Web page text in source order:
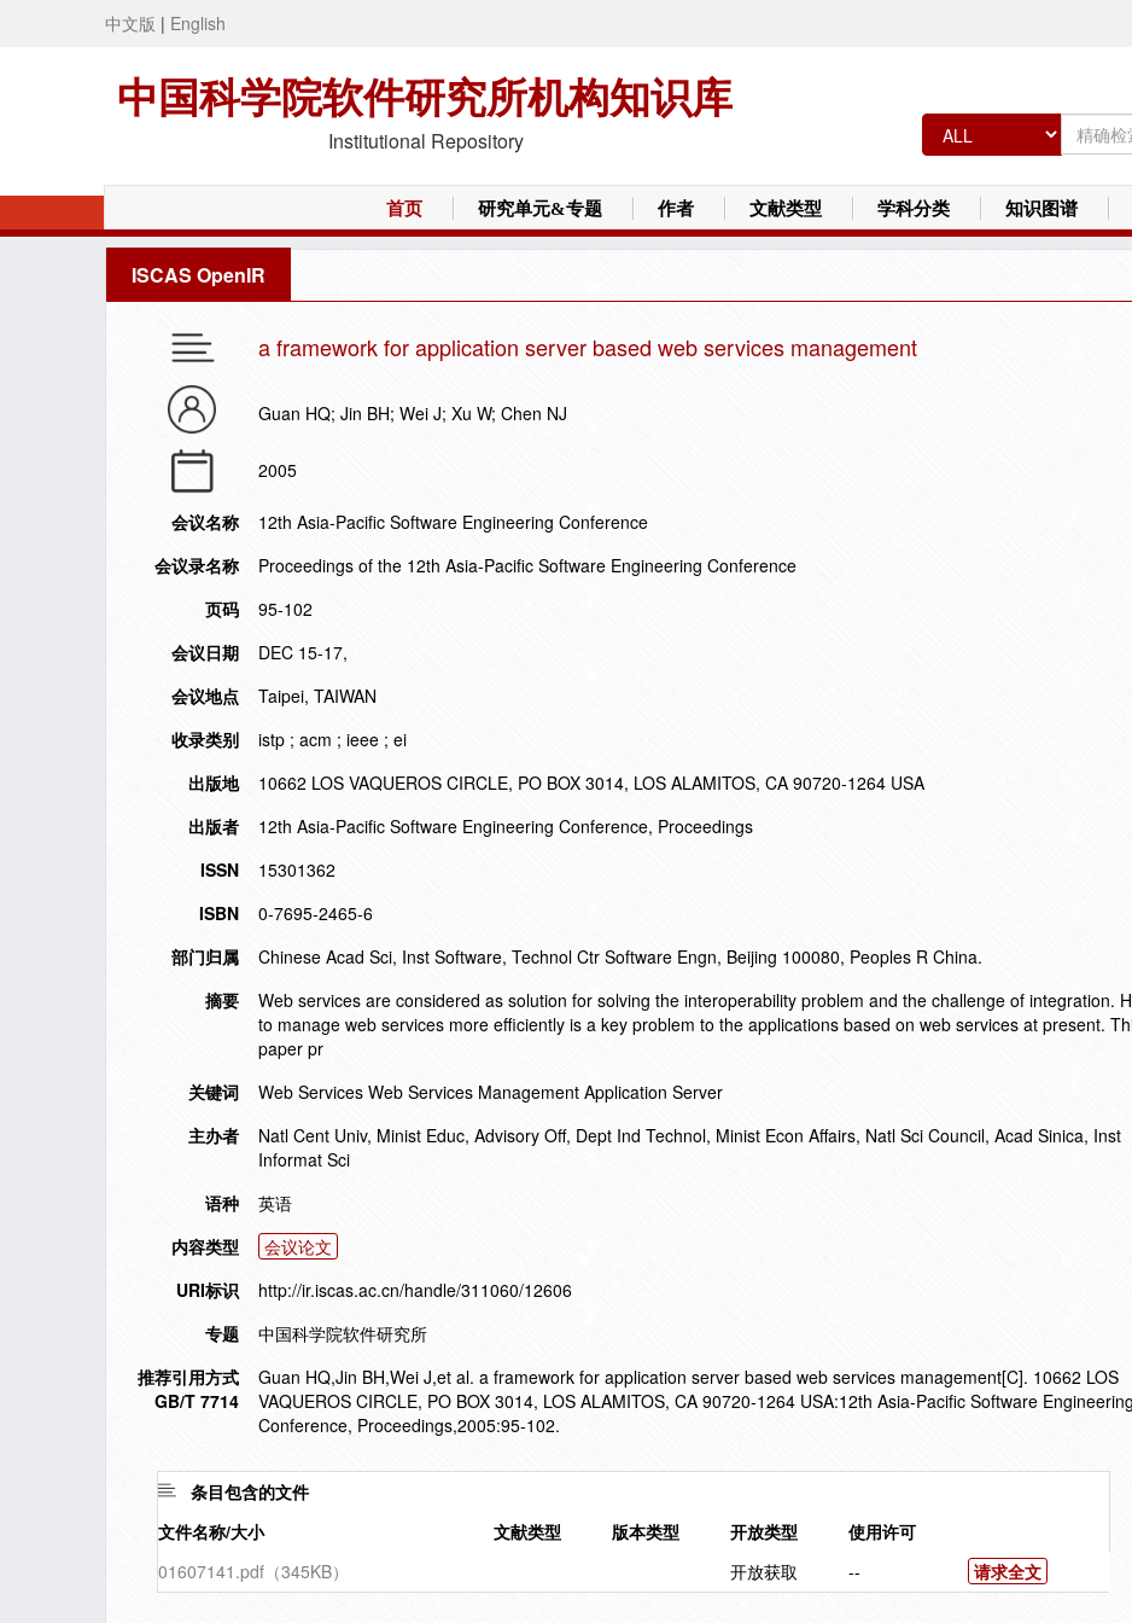
中文版 | English
中国科学院软件研究所机构知识库
Institutional Repository
首页 研究单元&专题 作者 文献类型 学科分类 知识图谱
ISCAS OpenIR
a framework for application server based web services management
Guan HQ; Jin BH; Wei J; Xu W; Chen NJ
2005
会议名称
12th Asia-Pacific Software Engineering Conference
会议录名称
Proceedings of the 12th Asia-Pacific Software Engineering Conference
页码
95-102
会议日期
DEC 15-17,
会议地点
Taipei, TAIWAN
收录类别
istp ; acm ; ieee ; ei
出版地
10662 LOS VAQUEROS CIRCLE, PO BOX 3014, LOS ALAMITOS, CA 90720-1264 USA
出版者
12th Asia-Pacific Software Engineering Conference, Proceedings
ISSN
15301362
ISBN
0-7695-2465-6
部门归属
Chinese Acad Sci, Inst Software, Technol Ctr Software Engn, Beijing 100080, Peoples R China.
摘要
Web services are considered as solution for solving the interoperability problem and the challenge of integration.
to manage web services more efficiently is a key problem to the applications based on web services at present.
paper pr
关键词
Web Services Web Services Management Application Server
主办者
Natl Cent Univ, Minist Educ, Advisory Off, Dept Ind Technol, Minist Econ Affairs, Natl Sci Council, Acad Sinica, Inst
Informat Sci
语种
英语
内容类型
会议论文
URI标识
http://ir.iscas.ac.cn/handle/311060/12606
专题
中国科学院软件研究所
推荐引用方式
GB/T 7714
Guan HQ,Jin BH,Wei J,et al. a framework for application server based web services management[C]. 10662 LOS
VAQUEROS CIRCLE, PO BOX 3014, LOS ALAMITOS, CA 90720-1264 USA:12th Asia-Pacific Software Engineering
Conference, Proceedings,2005:95-102.
条目包含的文件
文件名称/大小
文献类型 版本类型 开放类型
使用许可
01607141.pdf（345KB）
开放获取 -- 请求全文